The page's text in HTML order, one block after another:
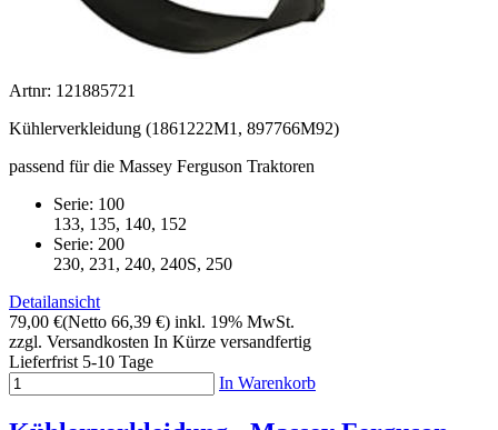
Artnr: 121885721
Kühlerverkleidung (1861222M1, 897766M92)
passend für die Massey Ferguson Traktoren
Serie: 100
133, 135, 140, 152
Serie: 200
230, 231, 240, 240S, 250
Detailansicht
79,00 €(Netto 66,39 €) inkl. 19% MwSt.
zzgl. Versandkosten In Kürze versandfertig
Lieferfrist 5-10 Tage
In Warenkorb